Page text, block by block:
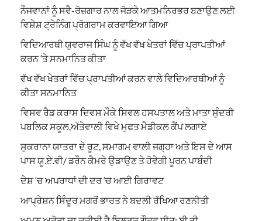
ਨੌਜਵਾਨਾਂ ਨੂੰ ਸਵੈ-ਰੋਜ਼ਗਾਰ ਨਾਲ ਜੋੜਕੇ ਆਤਮਨਿਰਭਰ ਬਣਾਉਣ ਲਈ
ਵਿਸ਼ੇਸ਼ ਟ੍ਰੇਨਿੰਗ ਪ੍ਰੋਗਰਾਮ ਕਰਵਾਇਆ ਗਿਆ
ਵਿਦਿਆਰਥੀ ਯੁਵਰਾਜ ਸਿੰਘ ਨੂੰ ਵੱਖ ਵੱਖ ਖੇਤਰਾਂ ਵਿੱਚ ਪ੍ਰਾਪਤੀਆਂ
ਕਰਨ ‘ਤੇ ਸਨਮਾਨਿਤ ਕੀਤਾ
ਵੱਖ ਵੱਖ ਖੇਤਰਾਂ ਵਿੱਚ ਪ੍ਰਾਪਤੀਆਂ ਕਰਨ ਵਾਲੇ ਵਿਦਿਆਰਥੀਆਂ ਨੂੰ
ਕੀਤਾ ਸਨਮਾਨਿਤ
ਵਿਸਵ ਰੈਡ ਕਰਾਸ ਦਿਵਸ ਮੌਕੇ ਸਿਵਲ ਹਸਪਤਾਲ ਅਤੇ ਮਾਤਾ ਸੁੰਦਰੀ
ਪਬਲਿਕ ਸਕੂਲ,ਅੱਤੇਵਾਲੀ ਵਿਖੇ ਮੁਫਤ ਮੈਡੀਕਲ ਕੈਂਪ ਲਗਾਏ
ਸੁਕਰਾਨਾ ਯਾਤਰਾ ਦੇ ਰੂਟ, ਸਮਾਗਮ ਵਾਲੀ ਜਗ੍ਹਾ ਅਤੇ ਇਸ ਦੇ ਆਸ
ਪਾਸ ਯੂ.ਏ.ਵੀ/ ਡਰੌਨ ਕੈਮਰੇ ਉਡਾਉਣ ਤੇ ਹੋਵੇਗੀ ਪੂਰਨ ਪਾਬੰਦੀ
ਦੇਸ਼ ‘ਚ ਅਪਰਾਧਾਂ ਦੀ ਦਰ ‘ਚ ਆਈ ਗਿਰਾਵਟ
ਆਪ੍ਰੇਸ਼ਨ ਸਿੰਦੂਰ ਮਗਰੋਂ ਭਾਰਤ ਨੇ ਬਦਲੀ ਰੱਖਿਆ ਰਣਨੀਤੀ